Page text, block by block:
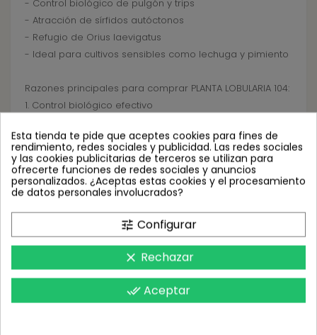
- Control biológico de pulgón y trips
- Atracción de sírfidos autóctonos
- Refugio de Orius laevigatus
- Ideal para cultivos sensibles como lechuga y pimiento
Razones principales para comprar PLANTA LOBULARIA 104:
1. Control biológico efectivo
3. Protección natural para tus cultivos
¡No te quedes sin tu PLANTA LOBULARIA 104! ¡Compra
ahora y asegura la salud de tus cultivos!
Dosis recomendada: Plantar una unidad en maceta por
cada 3 unidades.
Preguntas frecuentes:
1. ¿Cómo se utiliza la PLANTA LOBULARIA 104?
Esta tienda te pide que aceptes cookies para fines de
rendimiento, redes sociales y publicidad. Las redes sociales
y las cookies publicitarias de terceros se utilizan para
ofrecerte funciones de redes sociales y anuncios
personalizados. ¿Aceptas estas cookies y el procesamiento
de datos personales involucrados?
tune Configurar
clear Rechazar
done_all Aceptar